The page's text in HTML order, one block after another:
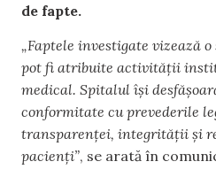
de fapte.
„Faptele investigate vizează
pot fi atribuite activității
medical. Spitalul își
conformitate cu prevederile
transparenței, integrității și
pacienți”, se arată în